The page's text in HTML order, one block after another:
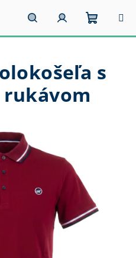
HľadaťPrihlásenie
košík
s